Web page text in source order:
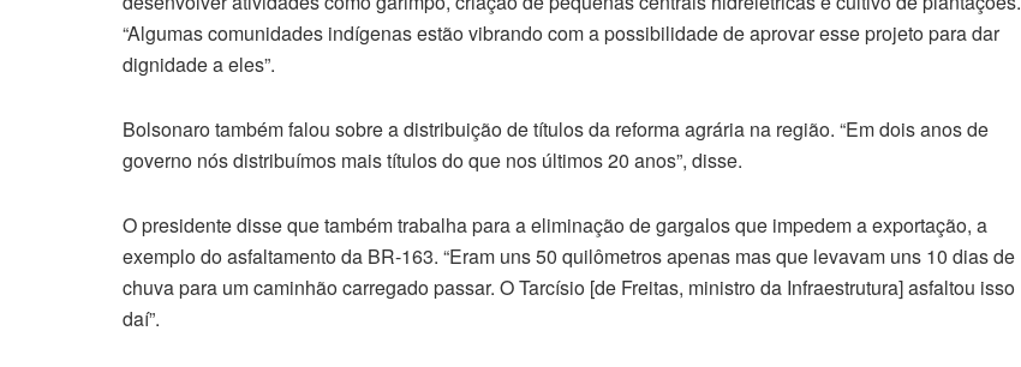
“Algumas comunidades indígenas estão vibrando com a possibilidade de aprovar esse projeto para dar
dignidade a eles”.
Bolsonaro também falou sobre a distribuição de títulos da reforma agrária na região. “Em dois anos de
governo nós distribuímos mais títulos do que nos últimos 20 anos”, disse.
O presidente disse que também trabalha para a eliminação de gargalos que impedem a exportação, a
exemplo do asfaltamento da BR-163. “Eram uns 50 quilômetros apenas mas que levavam uns 10 dias de
chuva para um caminhão carregado passar. O Tarcísio [de Freitas, ministro da Infraestrutura] asfaltou isso
daí”.